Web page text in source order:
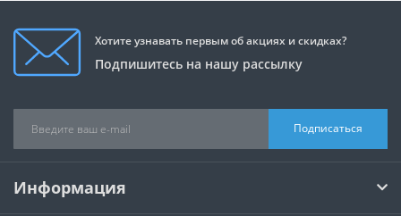
Хотите узнавать первым об акциях и скидках?
Подпишитесь на нашу рассылку
Подписаться
Информация